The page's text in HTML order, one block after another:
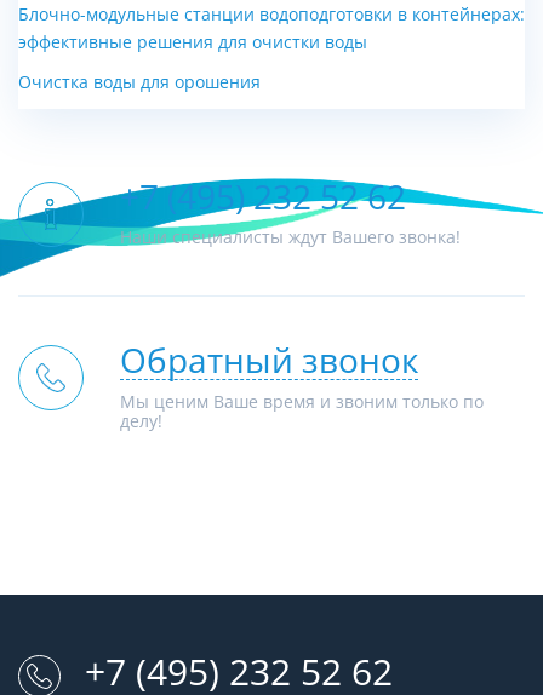
Блочно-модульные станции водоподготовки в контейнерах:
эффективные решения для очистки воды
Очистка воды для орошения
+7 (495) 232 52 62
Наши специалисты ждут Вашего звонка!
Обратный звонок
Мы ценим Ваше время и звоним только по
делу!
+7 (495) 232 52 62